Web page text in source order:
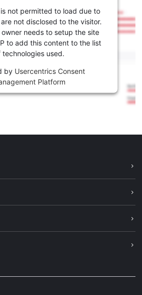
not permitted to load due to
not disclosed to the visitor.
needs to setup the site
to add this content to the list
technologies used.
by Usercentrics Consent
Platform